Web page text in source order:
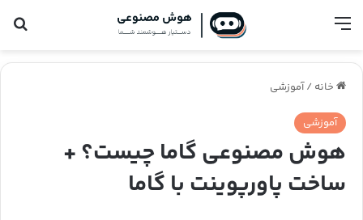
خانه / آموزشی
آموزشی
هوش مصنوعی گاما چیست؟ +
ساخت پاورپوینت با گاما